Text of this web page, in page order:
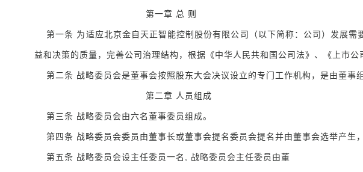
第一章 总 则
第一条 为适应北京金自天正智能控制股份有限公司（以下简称：公司）发展需
益和决策的质量，完善公司治理结构，根据《中华人民共和国公司法》、《上市
第二条 战略委员会是董事会按照股东大会决议设立的专门工作机构，是由董事
第二章 人员组成
第三条 战略委员会由六名董事委员组成。
第四条 战略委员会委员由董事长或董事会提名委员会提名并由董事会选举产生
第五条 战略委员会设主任委员一名, 战略委员会主任委员由董